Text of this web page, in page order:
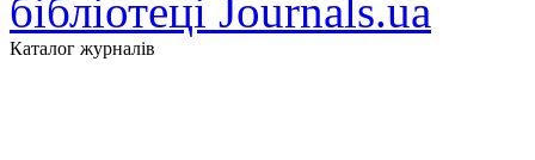
Каталог журналів